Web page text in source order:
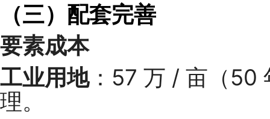
（三）配套完善
要素成本
工业用地：57 万 / 亩（50
理。